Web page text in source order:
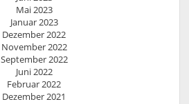
Mai 2023
Januar 2023
Dezember 2022
November 2022
September 2022
Juni 2022
Februar 2022
Dezember 2021